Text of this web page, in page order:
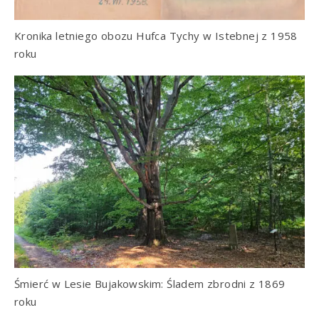
Kronika letniego obozu Hufca Tychy w Istebnej z 1958
roku
Śmierć w Lesie Bujakowskim: Śladem zbrodni z 1869
roku